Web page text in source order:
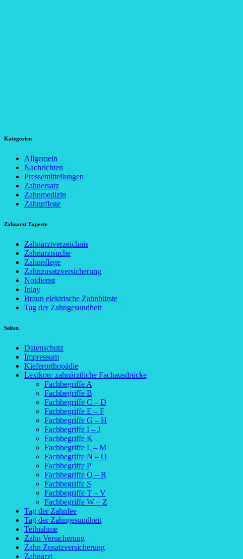
Kategorien
Allgemein
Nachrichten
Pressemitteilungen
Zahnersatz
Zahnmedizin
Zahnpflege
Zahnarzt Experte
Zahnarztverzeichnis
Zahnarztsuche
Zahnpflege
Zahnzusatzversicherung
Notdienst
Inlay
Braun elektrische Zahnbürste
Tag der Zahngesundheit
Seiten
Datenschutz
Impressum
Kieferorthopädie
Lexikon: zahnärztliche Fachausdrücke
Fachbegriffe A
Fachbegriffe B
Fachbegriffe C – D
Fachbegriffe E – F
Fachbegriffe G – H
Fachbegriffe I – J
Fachbegriffe K
Fachbegriffe L – M
Fachbegriffe N – O
Fachbegriffe P
Fachbegriffe Q – R
Fachbegriffe S
Fachbegriffe T – V
Fachbegriffe W – Z
Tag der Zahnfee
Tag der Zahngesundheit
Teilnahme
Zahn Versicherung
Zahn Zusatzversicherung
Zahnarzt